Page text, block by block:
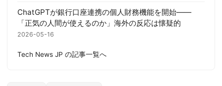
ChatGPTが銀行口座連携の個人財務機能を開始——
「正気の人間が使えるのか」海外の反応は懐疑的
2026-05-16
Tech News JP の記事一覧へ